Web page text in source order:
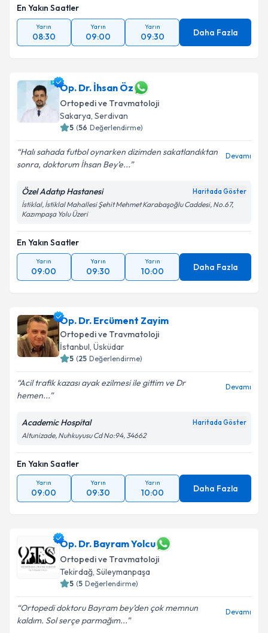
En Yakın Saatler
Yarın
08:30
Yarın
09:00
Yarın
09:30 Daha Fazla
Op. Dr. İhsan Öz
Ortopedi ve Travmatoloji
Sakarya, Serdivan
5 (56 Değerlendirme)
Halı sahada futbol oynarken dizimden sakatlandıktan
sonra, doktorum İhsan Bey’e...
Devamı
Özel Adatıp Hastanesi Haritada Göster
İstiklal, İstiklal Mahallesi Şehit Mehmet Karabaşoğlu Caddesi, No.67,
Kazımpaşa Yolu Üzeri
En Yakın Saatler
Yarın
09:00
Yarın
09:30
Yarın
10:00 Daha Fazla
Op. Dr. Ercüment Zayim
Ortopedi ve Travmatoloji
İstanbul, Üsküdar
5 (25 Değerlendirme)
Acil trafik kazası ayak ezilmesi ile gittim ve Dr
hemen...
Devamı
Academic Hospital Haritada Göster
Altunizade, Nuhkuyusu Cd No:94, 34662
En Yakın Saatler
Yarın
09:00
Yarın
09:30
Yarın
10:00 Daha Fazla
Op. Dr. Bayram Yolcu
Ortopedi ve Travmatoloji
Tekirdağ, Süleymanpaşa
5 (5 Değerlendirme)
Ortopedi doktoru Bayram bey’den çok memnun
kaldım. Sol serçe parmağım...
Devamı